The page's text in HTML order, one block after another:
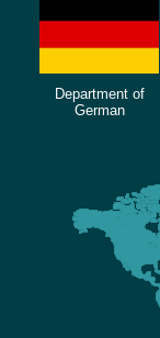
Department of
German